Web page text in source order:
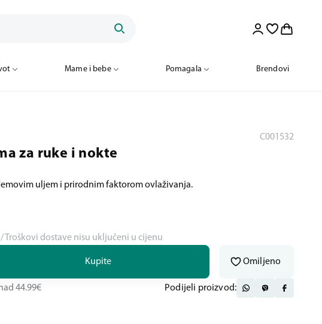
Mame i bebe Pomagala Brendovi
C001532
za ruke i nokte
uljem i prirodnim faktorom ovlaživanja.
Troškovi dostave nisu uključeni u cijenu
Kupite Omiljeno
44.99€ Podijeli proizvod: